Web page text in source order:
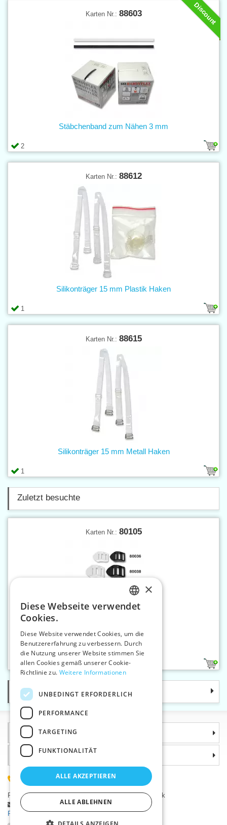
Discount
Karten Nr.: 88603
2
Stäbchenband zum Nähen 3 mm
Karten Nr.: 88612
1
Silikonträger 15 mm Plastik Haken
Karten Nr.: 88615
1
Silikonträger 15 mm Metall Haken
Zuletzt besuchte
Karten Nr.: 80105
2
Leiterschnalle 30 mm
Kategorie
Informationen
Warum sollten Sie gerade uns wählen?
(+420) 585 051 217
Plzeňská 868, 783 91 Uničov, Tschechische Republik
Stellen Sie eine Frage|
Fehler melden
Probleme bei der Anmeldung ?
CZECH
ENGLISH
×
Diese Webseite verwendet
Cookies.
Diese Website verwendet Cookies, um die
Benutzererfahrung zu verbessern. Durch
die Nutzung unserer Website stimmen Sie
allen Cookies gemäß unserer Cookie-
Richtlinie zu. Weitere Informationen
UNBEDINGT ERFORDERLICH
PERFORMANCE
TARGETING
FUNKTIONALITÄT
ALLE AKZEPTIEREN
ALLE ABLEHNEN